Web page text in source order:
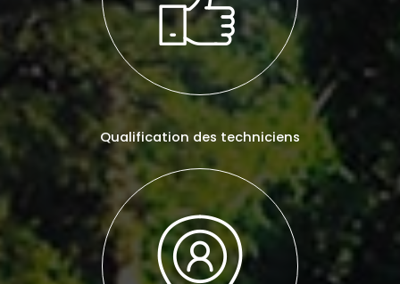
Qualification des techniciens